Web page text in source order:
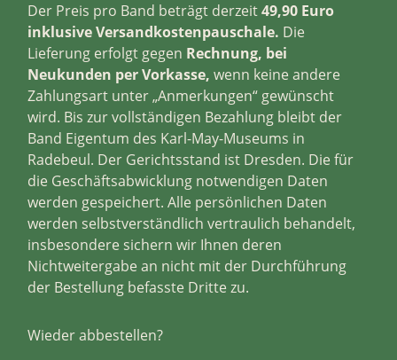
Der Preis pro Band beträgt derzeit49,90 Euro
inklusive Versandkostenpauschale. Die
Lieferung erfolgt gegen Rechnung, bei
Neukunden per Vorkasse, wenn keine andere
Zahlungsart unter „Anmerkungen“ gewünscht
wird. Bis zur vollständigen Bezahlung bleibt der
Band Eigentum des Karl-May-Museums in
Radebeul. Der Gerichtsstand ist Dresden. Die für
die Geschäftsabwicklung notwendigen Daten
werden gespeichert. Alle persönlichen Daten
werden selbstverständlich vertraulich behandelt,
insbesondere sichern wir Ihnen deren
Nichtweitergabe an nicht mit der Durchführung
der Bestellung befasste Dritte zu.
Wieder abbestellen?